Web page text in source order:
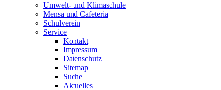
Umwelt- und Klimaschule
Mensa und Cafeteria
Schulverein
Service
Kontakt
Impressum
Datenschutz
Sitemap
Suche
Aktuelles